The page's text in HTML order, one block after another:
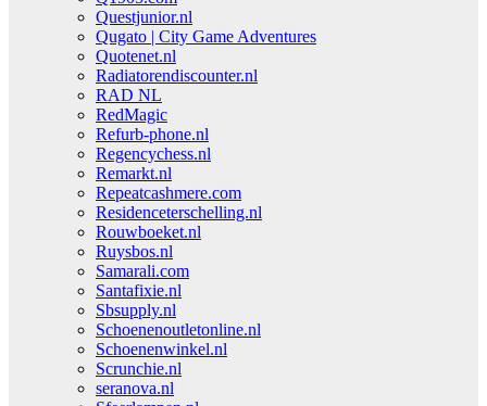
Questjunior.nl
Qugato | City Game Adventures
Quotenet.nl
Radiatorendiscounter.nl
RAD NL
RedMagic
Refurb-phone.nl
Regencychess.nl
Remarkt.nl
Repeatcashmere.com
Residenceterschelling.nl
Rouwboeket.nl
Ruysbos.nl
Samarali.com
Santafixie.nl
Sbsupply.nl
Schoenenoutletonline.nl
Schoenenwinkel.nl
Scrunchie.nl
seranova.nl